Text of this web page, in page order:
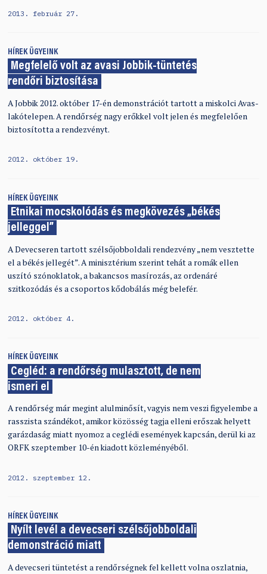
2013. február 27.
HÍREK ÜGYEINK
Megfelelő volt az avasi Jobbik-tüntetés
rendőri biztosítása
A Jobbik 2012. október 17-én demonstrációt tartott a miskolci Avas-
lakótelepen. A rendőrség nagy erőkkel volt jelen és megfelelően
biztosította a rendezvényt.
2012. október 19.
HÍREK ÜGYEINK
Etnikai mocskolódás és megkövezés „békés
jelleggel”
A Devecseren tartott szélsőjobboldali rendezvény „nem vesztette
el a békés jellegét”. A minisztérium szerint tehát a romák ellen
uszító szónoklatok, a bakancsos masírozás, az ordenáré
szitkozódás és a csoportos kődobálás még belefér.
2012. október 4.
HÍREK ÜGYEINK
Cegléd: a rendőrség mulasztott, de nem
ismeri el
A rendőrség már megint alulminősít, vagyis nem veszi figyelembe a
rasszista szándékot, amikor közösség tagja elleni erőszak helyett
garázdaság miatt nyomoz a ceglédi események kapcsán, derül ki az
ORFK szeptember 10-én kiadott közleményéből.
2012. szeptember 12.
HÍREK ÜGYEINK
Nyílt levél a devecseri szélsőjobboldali
demonstráció miatt
A devecseri tüntetést a rendőrségnek fel kellett volna oszlatnia,